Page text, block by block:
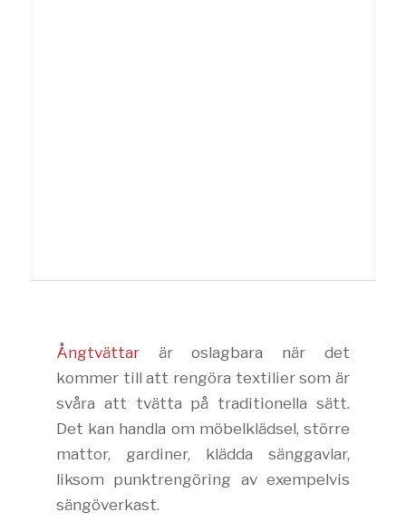
Ångtvättar är oslagbara när det
kommer till att rengöra textilier som är
svåra att tvätta på traditionella sätt.
Det kan handla om möbelklädsel, större
mattor, gardiner, klädda sänggavlar,
liksom punktrengöring av exempelvis
sängöverkast.